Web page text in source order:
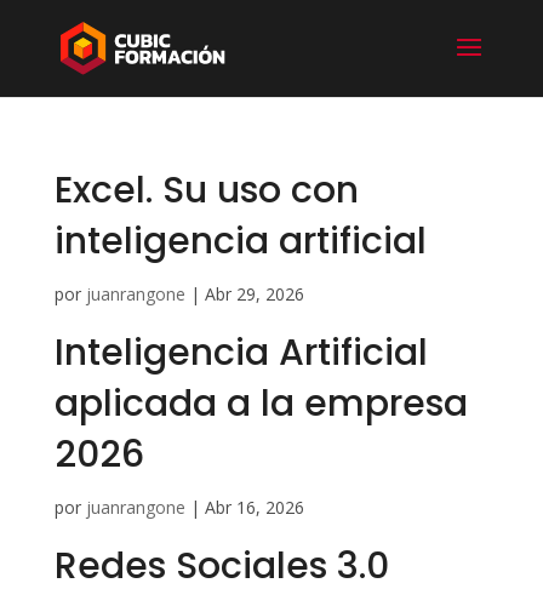
Excel. Su uso con
inteligencia artificial
por juanrangone | Abr 29, 2026
Inteligencia Artificial
aplicada a la empresa
2026
por juanrangone | Abr 16, 2026
Redes Sociales 3.0